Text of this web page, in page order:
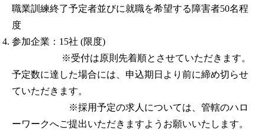
職業訓練終了予定者並びに就職を希望する障害者50名程
度
参加企業：15社 (限度)
※受付は原則先着順とさせていただきます。
予定数に達した場合には、申込期日より前に締め切らせ
ていただきます。
※採用予定の求人については、管轄のハロ
ーワークへご提出いただきますようお願いいたします。